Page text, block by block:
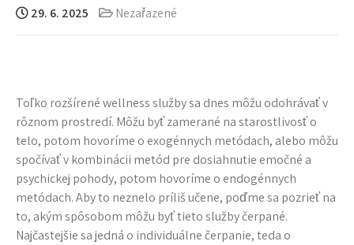
29. 6. 2025 Nezařazené
Toľko rozšírené wellness služby sa dnes môžu odohrávať v
rôznom prostredí. Môžu byť zamerané na starostlivosť o
telo, potom hovoríme o exogénnych metódach, alebo môžu
spočívať v kombinácii metód pre dosiahnutie emočné a
psychickej pohody, potom hovoríme o endogénnych
metódach. Aby to neznelo príliš učene, poďme sa pozrieť na
to, akým spôsobom môžu byť tieto služby čerpané.
Najčastejšie sa jedná o individuálne čerpanie, teda o